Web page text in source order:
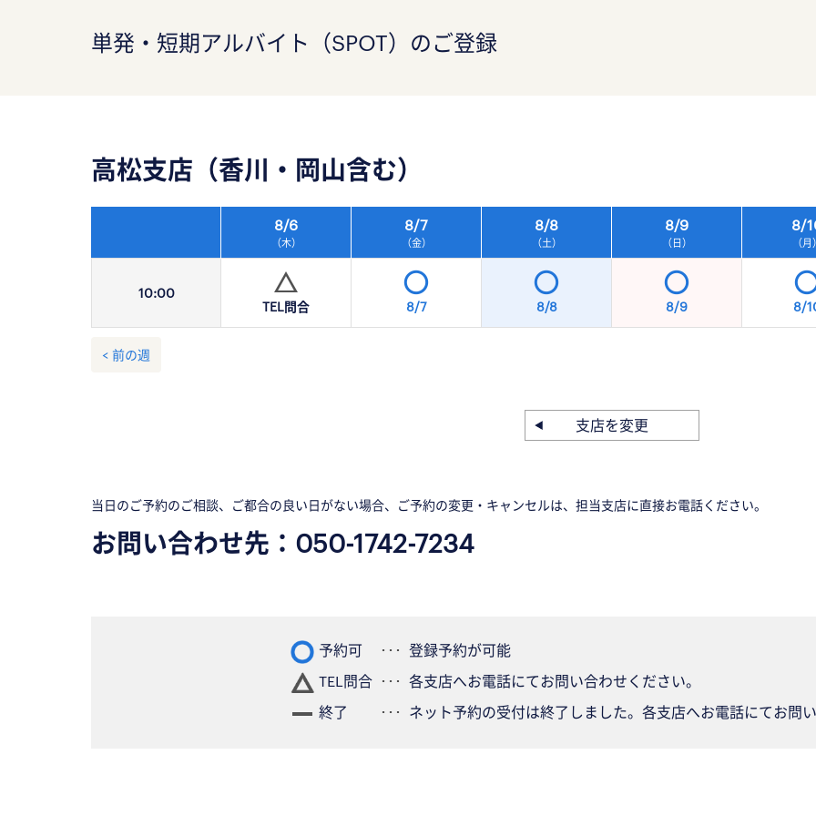
単発・短期アルバイト（SPOT）のご登録
高松支店（香川・岡山含む）
10:00
8/6
（木）
8/7
（金）
8/8
（土）
8/9
（日）
8/
（月）
TEL問合 8/7 8/8 8/9 8/
< 前の週
支店を変更
当日のご予約のご相談、ご都合の良い日がない場合、ご予約の変更・キャンセルは、担当支店に直接お電話ください。
お問い合わせ先： 050-1742-7234
予約可
登録予約が可能
TEL問合
各支店へお電話にてお問い合わせください。
終了
ネット予約の受付は終了しました。各支店へお電話にてお問い